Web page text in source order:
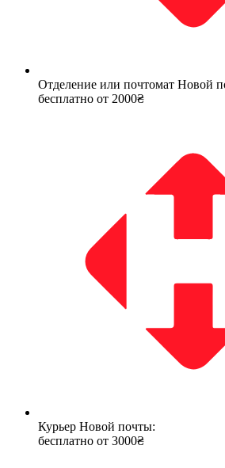
Отделение или почтомат Новой
бесплатно от 2000₴
Курьер Новой почты:
бесплатно от 3000₴